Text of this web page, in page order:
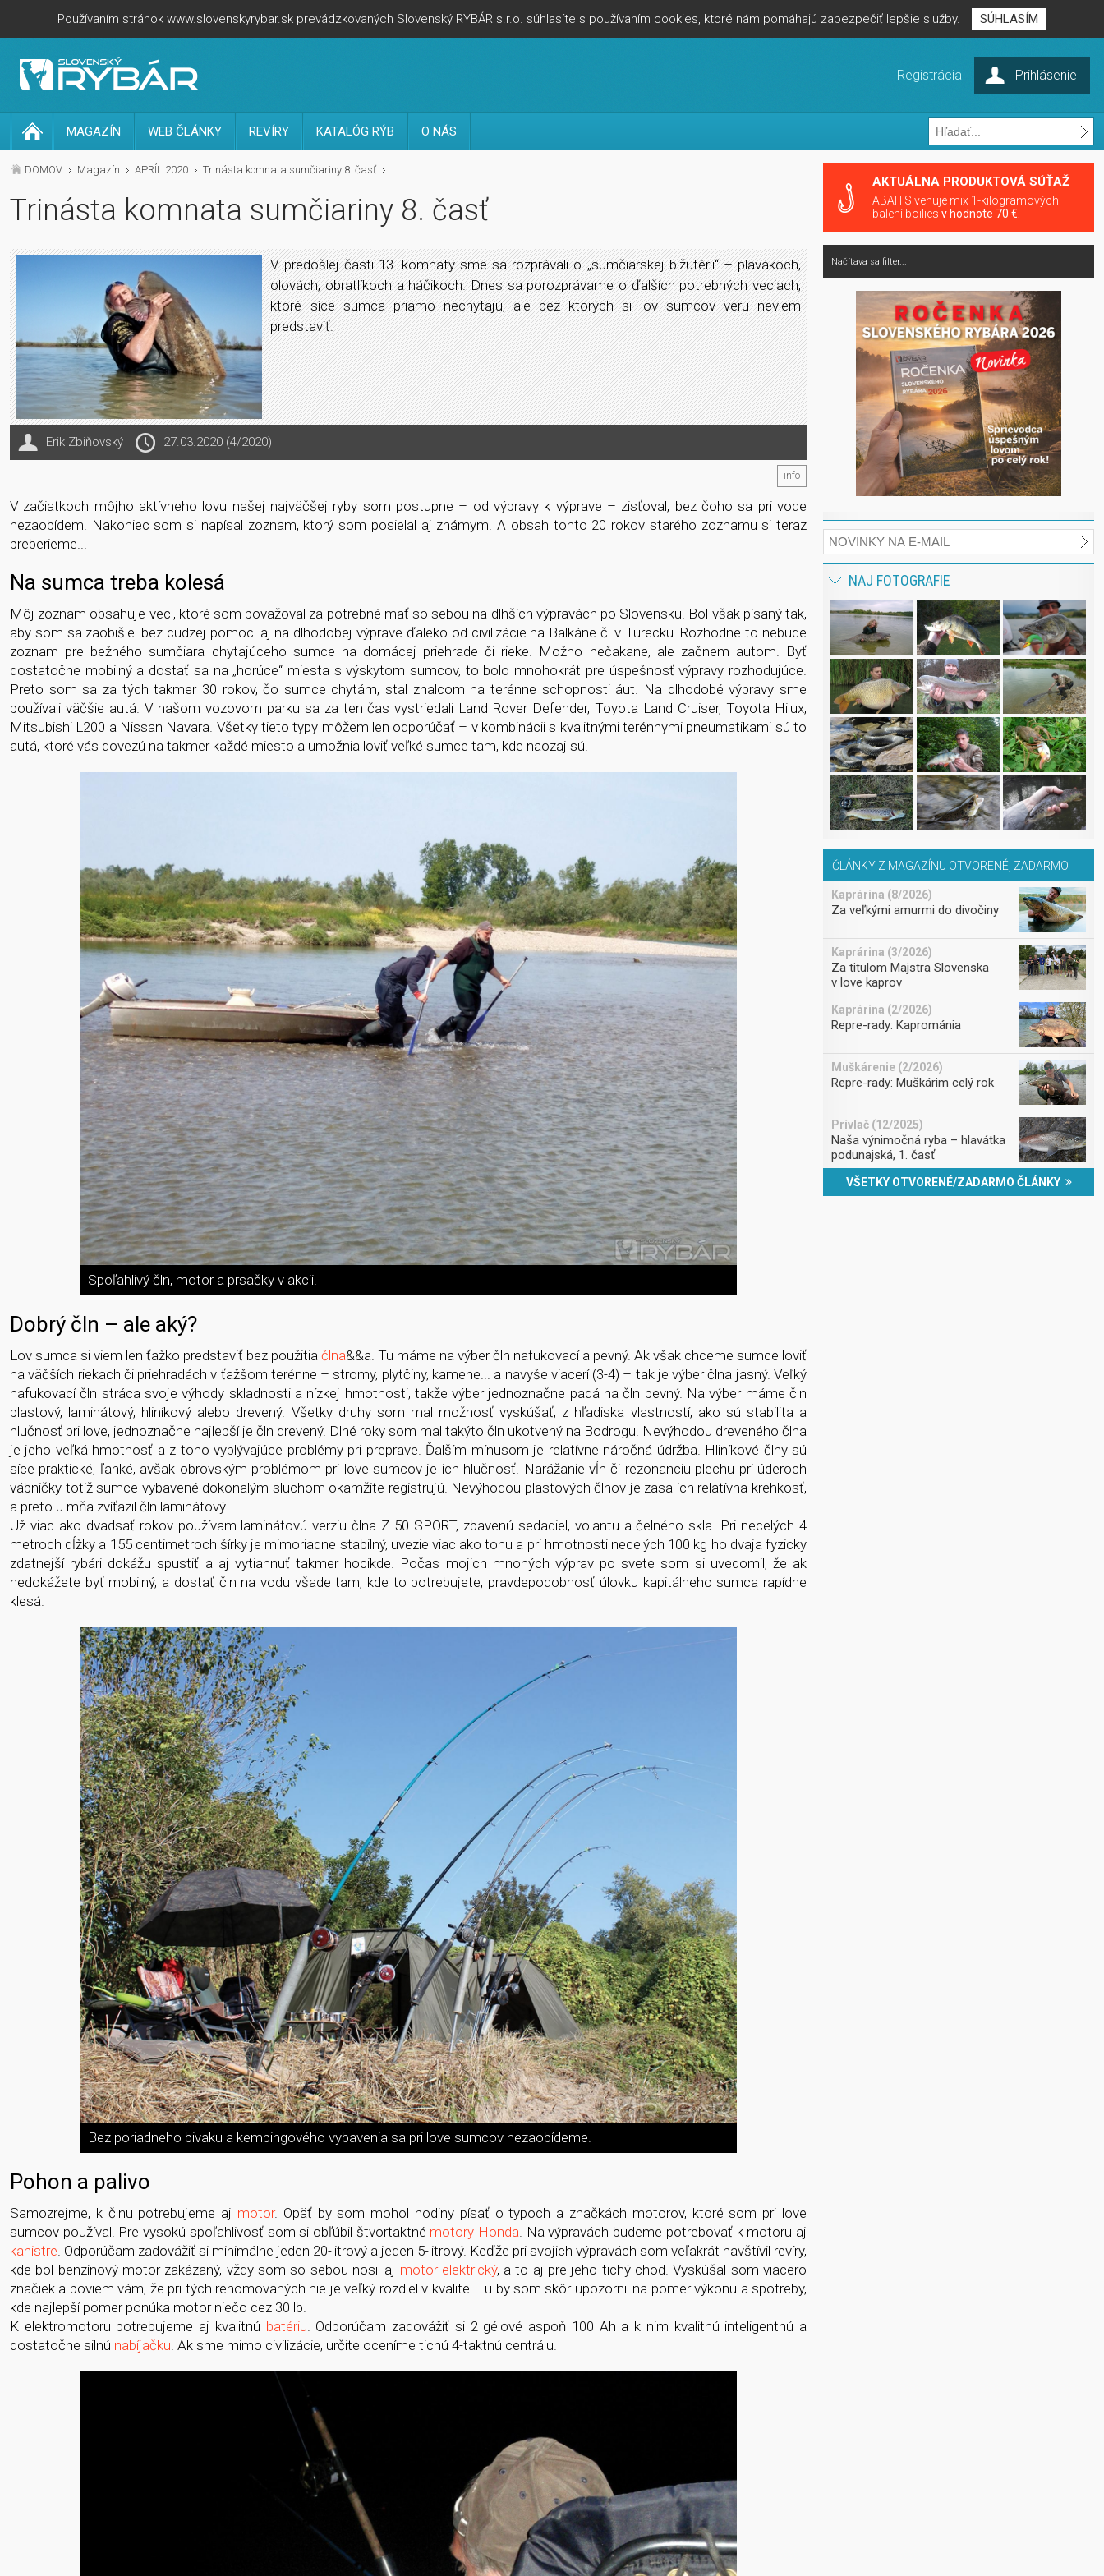
Používaním stránok www.slovenskyrybar.sk prevádzkovaných Slovenský RYBÁR s.r.o. súhlasíte s používaním cookies, ktoré nám pomáhajú zabezpečiť lepšie služby. SÚHLASÍM
Prihlásenie
Registrácia
MAGAZÍN WEB ČLÁNKY REVÍRY KATALÓG RÝB O NÁS
DOMOV Magazín APRÍL 2020 Trinásta komnata sumčiariny 8. časť
Trinásta komnata sumčiariny 8. časť
V predošlej časti 13. komnaty sme sa rozprávali o „sumčiarskej bižutérii“ – plavákoch,
olovách, obratlíkoch a háčikoch. Dnes sa porozprávame o ďalších potrebných veciach,
ktoré síce sumca priamo nechytajú, ale bez ktorých si lov sumcov veru neviem
predstaviť.
Erik Zbiňovský 27.03.2020 (4/2020)
info
V začiatkoch môjho aktívneho lovu našej najväčšej ryby som postupne – od výpravy k výprave – zisťoval, bez čoho sa pri vode
nezaobídem. Nakoniec som si napísal zoznam, ktorý som posielal aj známym. A obsah tohto 20 rokov starého zoznamu si teraz
preberieme...
Na sumca treba kolesá
Môj zoznam obsahuje veci, ktoré som považoval za potrebné mať so sebou na dlhších výpravách po Slovensku. Bol však písaný tak,
aby som sa zaobišiel bez cudzej pomoci aj na dlhodobej výprave ďaleko od civilizácie na Balkáne či v Turecku. Rozhodne to nebude
zoznam pre bežného sumčiara chytajúceho sumce na domácej priehrade či rieke. Možno nečakane, ale začnem autom. Byť
dostatočne mobilný a dostať sa na „horúce“ miesta s výskytom sumcov, to bolo mnohokrát pre úspešnosť výpravy rozhodujúce.
Preto som sa za tých takmer 30 rokov, čo sumce chytám, stal znalcom na terénne schopnosti áut. Na dlhodobé výpravy sme
používali väčšie autá. V našom vozovom parku sa za ten čas vystriedali Land Rover Defender, Toyota Land Cruiser, Toyota Hilux,
Mitsubishi L200 a Nissan Navara. Všetky tieto typy môžem len odporúčať – v kombinácii s kvalitnými terénnymi pneumatikami sú to
autá, ktoré vás dovezú na takmer každé miesto a umožnia loviť veľké sumce tam, kde naozaj sú.
Spoľahlivý čln, motor a prsačky v akcii.
Dobrý čln – ale aký?
Lov sumca si viem len ťažko predstaviť bez použitia člna&&a. Tu máme na výber čln nafukovací a pevný. Ak však chceme sumce loviť
na väčších riekach či priehradách v ťažšom terénne – stromy, plytčiny, kamene... a navyše viacerí (3-4) – tak je výber člna jasný. Veľký
nafukovací čln stráca svoje výhody skladnosti a nízkej hmotnosti, takže výber jednoznačne padá na čln pevný. Na výber máme čln
plastový, laminátový, hliníkový alebo drevený. Všetky druhy som mal možnosť vyskúšať; z hľadiska vlastností, ako sú stabilita a
hlučnosť pri love, jednoznačne najlepší je čln drevený. Dlhé roky som mal takýto čln ukotvený na Bodrogu. Nevýhodou dreveného člna
je jeho veľká hmotnosť a z toho vyplývajúce problémy pri preprave. Ďalším mínusom je relatívne náročná údržba. Hliníkové člny sú
síce praktické, ľahké, avšak obrovským problémom pri love sumcov je ich hlučnosť. Narážanie vĺn či rezonanciu plechu pri úderoch
vábničky totiž sumce vybavené dokonalým sluchom okamžite registrujú. Nevýhodou plastových člnov je zasa ich relatívna krehkosť,
a preto u mňa zvíťazil čln laminátový.
Už viac ako dvadsať rokov používam laminátovú verziu člna Z 50 SPORT, zbavenú sedadiel, volantu a čelného skla. Pri necelých 4
metroch dĺžky a 155 centimetroch šírky je mimoriadne stabilný, uvezie viac ako tonu a pri hmotnosti necelých 100 kg ho dvaja fyzicky
zdatnejší rybári dokážu spustiť a aj vytiahnuť takmer hocikde. Počas mojich mnohých výprav po svete som si uvedomil, že ak
nedokážete byť mobilný, a dostať čln na vodu všade tam, kde to potrebujete, pravdepodobnosť úlovku kapitálneho sumca rapídne
klesá.
Bez poriadneho bivaku a kempingového vybavenia sa pri love sumcov nezaobídeme.
Pohon a palivo
Samozrejme, k člnu potrebujeme aj motor. Opäť by som mohol hodiny písať o typoch a značkách motorov, ktoré som pri love
sumcov používal. Pre vysokú spoľahlivosť som si obľúbil štvortaktné motory Honda . Na výpravách budeme potrebovať k motoru aj
kanistre . Odporúčam zadovážiť si minimálne jeden 20-litrový a jeden 5-litrový. Keďže pri svojich výpravách som veľakrát navštívil revíry,
kde bol benzínový motor zakázaný, vždy som so sebou nosil aj motor elektrický, a to aj pre jeho tichý chod. Vyskúšal som viacero
značiek a poviem vám, že pri tých renomovaných nie je veľký rozdiel v kvalite. Tu by som skôr upozornil na pomer výkonu a spotreby,
kde najlepší pomer ponúka motor niečo cez 30 lb.
K elektromotoru potrebujeme aj kvalitnú batériu . Odporúčam zadovážiť si 2 gélové aspoň 100 Ah a k nim kvalitnú inteligentnú a
dostatočne silnú nabíjačku . Ak sme mimo civilizácie, určite oceníme tichú 4-taktnú centrálu.
AKTUÁLNA PRODUKTOVÁ SÚŤAŽ
ABAITS venuje mix 1-kilogramových
balení boilies v hodnote 70 €.
Načítava sa filter...
NAJ FOTOGRAFIE
ČLÁNKY Z MAGAZÍNU OTVORENÉ, ZADARMO
Kaprárina (8/2026)
Za veľkými amurmi do divočiny
Kaprárina (3/2026)
Za titulom Majstra Slovenska
v love kaprov
Kaprárina (2/2026)
Repre-rady: Kaprománia
Muškárenie (2/2026)
Repre-rady: Muškárim celý rok
Prívlač (12/2025)
Naša výnimočná ryba – hlavátka
podunajská, 1. časť
VŠETKY OTVORENÉ/ZADARMO ČLÁNKY